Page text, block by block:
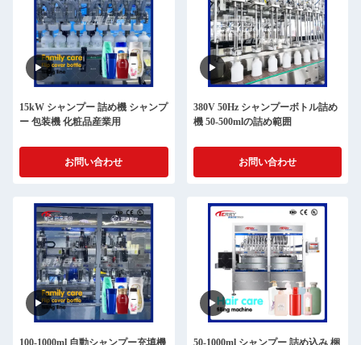
15kW シャンプー 詰め機 シャンプ
ー 包装機 化粧品産業用
お問い合わせ
380V 50Hz シャンプーボトル詰め
機 50-500mlの詰め範囲
お問い合わせ
100-1000ml 自動シャンプー充填機
50-1000ml シャンプー 詰め込み 梱